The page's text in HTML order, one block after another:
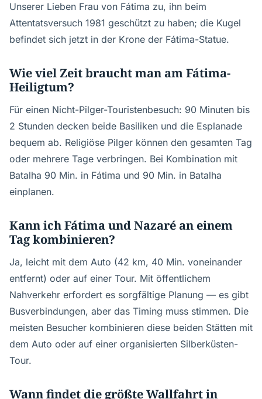
Unserer Lieben Frau von Fátima zu, ihn beim
Attentatsversuch 1981 geschützt zu haben; die Kugel
befindet sich jetzt in der Krone der Fátima-Statue.
Wie viel Zeit braucht man am Fátima-
Heiligtum?
Für einen Nicht-Pilger-Touristenbesuch: 90 Minuten bis
2 Stunden decken beide Basiliken und die Esplanade
bequem ab. Religiöse Pilger können den gesamten Tag
oder mehrere Tage verbringen. Bei Kombination mit
Batalha 90 Min. in Fátima und 90 Min. in Batalha
einplanen.
Kann ich Fátima und Nazaré an einem
Tag kombinieren?
Ja, leicht mit dem Auto (42 km, 40 Min. voneinander
entfernt) oder auf einer Tour. Mit öffentlichem
Nahverkehr erfordert es sorgfältige Planung — es gibt
Busverbindungen, aber das Timing muss stimmen. Die
meisten Besucher kombinieren diese beiden Stätten mit
dem Auto oder auf einer organisierten Silberküsten-
Tour.
Wann findet die größte Wallfahrt in